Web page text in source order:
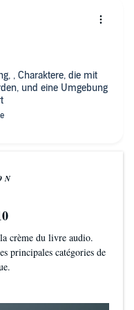
, Charaktere, die mit
und eine Umgebung
crème du livre audio.
principales catégories de